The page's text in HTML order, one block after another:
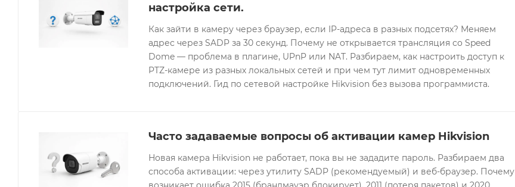
настройка сети.
Как зайти в камеру через браузер, если IP-адреса в разных подсетях? Меняем
адрес через SADP за 30 секунд. Почему не открывается трансляция со Speed
Dome — проблема в плагине, UPnP или NAT. Разбираем, как настроить доступ к
PTZ-камере из разных локальных сетей и при чем тут лимит одновременных
подключений. Гид по сетевой настройке Hikvision без вызова программиста.
Часто задаваемые вопросы об активации камер Hikvision
Новая камера Hikvision не работает, пока вы не зададите пароль. Разбираем два
способа активации: через утилиту SADP (рекомендуемый) и веб-браузер. Почему